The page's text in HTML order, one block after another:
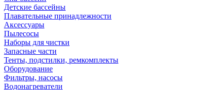
Детские бассейны
Плавательные принадлежности
Аксессуары
Пылесосы
Наборы для чистки
Запасные части
Тенты, подстилки, ремкомплекты
Оборудование
Фильтры, насосы
Водонагреватели